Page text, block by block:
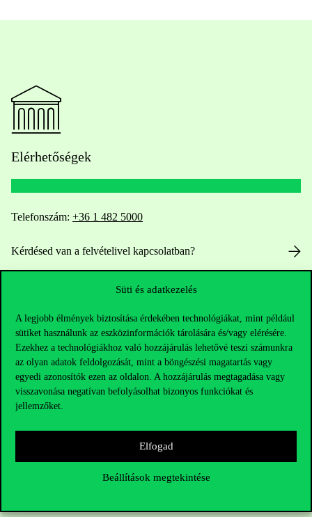
Süti és adatkezelés
A legjobb élmények biztosítása érdekében technológiákat, mint például
sütiket használunk az eszközinformációk tárolására és/vagy elérésére.
Ezekhez a technológiákhoz való hozzájárulás lehetővé teszi számunkra
az olyan adatok feldolgozását, mint a böngészési magatartás vagy
egyedi azonosítók ezen az oldalon. A hozzájárulás megtagadása vagy
visszavonása negatívan befolyásolhat bizonyos funkciókat és
jellemzőket.
Elfogad
Beállítások megtekintése
Elérhetőségek
Telefonszám: +36 1 482 5000
Kérdésed van a felvételivel kapcsolatban?
HUB jelenlegi hallgatóinknak
Sajtó:press@uni-corvinus.hu
Hasznos linkek